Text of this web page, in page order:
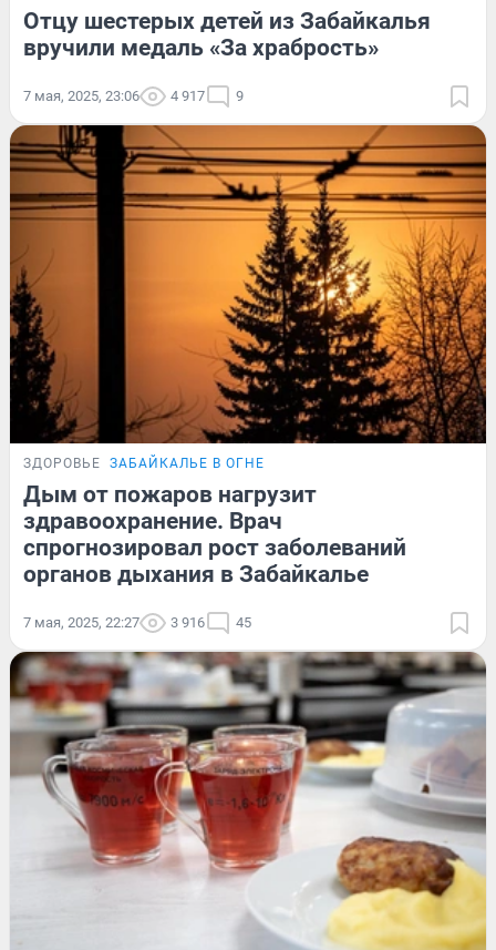
Отцу шестерых детей из Забайкалья
вручили медаль «За храбрость»
7 мая, 2025, 23:06 4 917 9
ЗДОРОВЬЕ ЗАБАЙКАЛЬЕ В ОГНЕ
Дым от пожаров нагрузит
здравоохранение. Врач
спрогнозировал рост заболеваний
органов дыхания в Забайкалье
7 мая, 2025, 22:27 3 916 45